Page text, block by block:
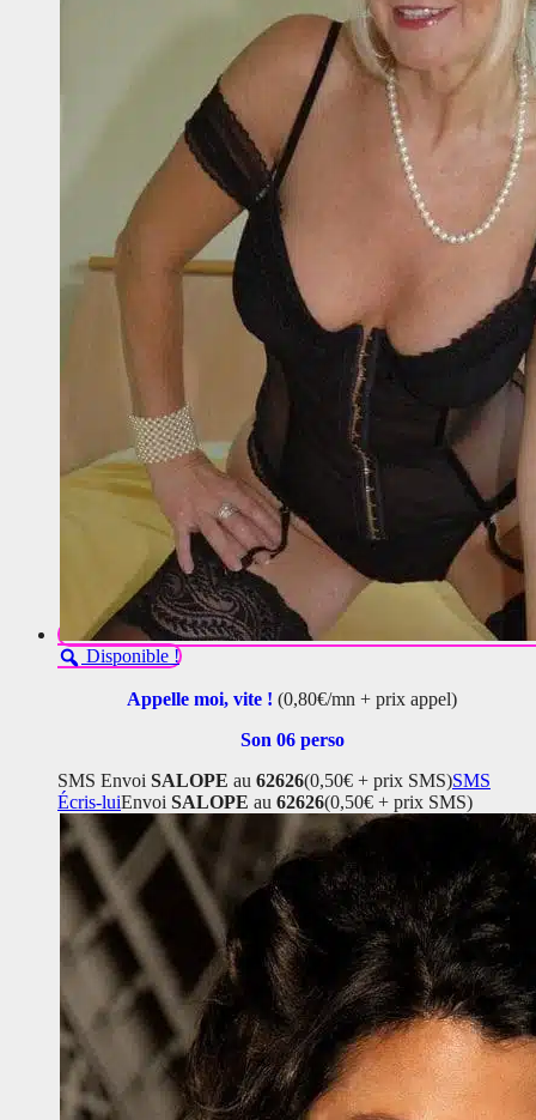
Disponible !
Appelle moi, vite ! (0,80€/mn + prix appel)
Son 06 perso
SMS Envoi SALOPE au 62626(0,50€ + prix SMS)SMS
Écris-luiEnvoi SALOPE au 62626(0,50€ + prix SMS)